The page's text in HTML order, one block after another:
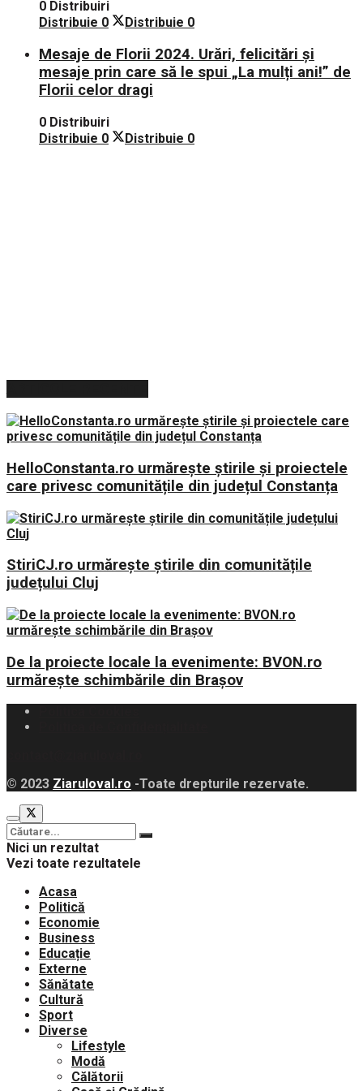
0 Distribuiri
Distribuie 0 Distribuie 0
Mesaje de Florii 2024. Urări, felicitări și
mesaje prin care să le spui „La mulți ani!” de
Florii celor dragi
0 Distribuiri
Distribuie 0 Distribuie 0
HelloConstanta.ro urmărește știrile și proiectele
care privesc comunitățile din județul Constanța
StiriCJ.ro urmărește știrile din comunitățile
județului Cluj
De la proiecte locale la evenimente: BVON.ro
urmărește schimbările din Brașov
© 2023 Ziaruloval.ro -Toate drepturile rezervate.
Nici un rezultat
Vezi toate rezultatele
Acasa
Politică
Economie
Business
Educație
Externe
Sănătate
Cultură
Sport
Diverse
Lifestyle
Modă
Călătorii